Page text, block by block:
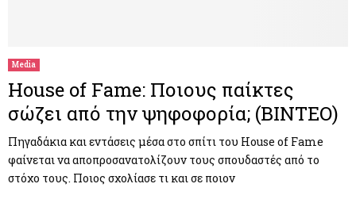
Media
House of Fame: Ποιους παίκτες
σώζει από την ψηφοφορία; (BINTEO)
Πηγαδάκια και εντάσεις μέσα στο σπίτι του House of Fame
φαίνεται να αποπροσανατολίζουν τους σπουδαστές από το
στόχο τους. Ποιος σχολίασε τι και σε ποιον